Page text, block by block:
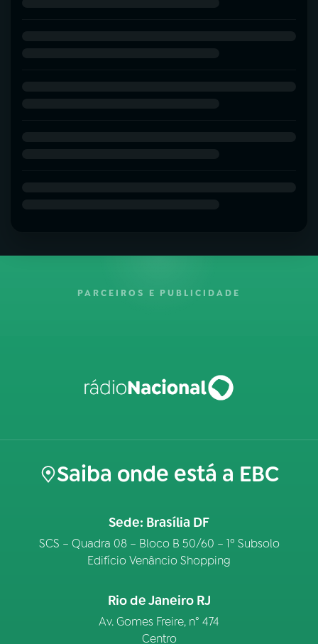
PARCEIROS E PUBLICIDADE
Saiba onde está a EBC
Sede: Brasília DF
SCS – Quadra 08 – Bloco B 50/60 – 1º Subsolo
Edifício Venâncio Shopping
Rio de Janeiro RJ
Av. Gomes Freire, n° 474
Centro